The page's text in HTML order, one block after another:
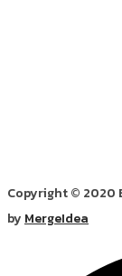
Copyright © 2020
by MergeIdea